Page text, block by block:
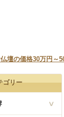
壇の価格30万円～
ゴリー